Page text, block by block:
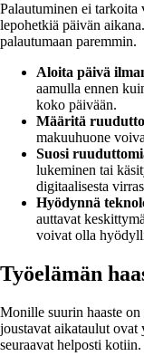
Palautuminen ei tarkoita
lepohetkiä päivän
palautumaan paremmin.
Aloita päivä
aamulla ennen
koko päivään.
Määritä
makuuhuone
Suosi
lukeminen tai
digitaalisesta
Hyödynnä
auttavat
voivat olla
Työelämän
Monille suurin haaste
joustavat aikataulut ovat
seuraavat helposti